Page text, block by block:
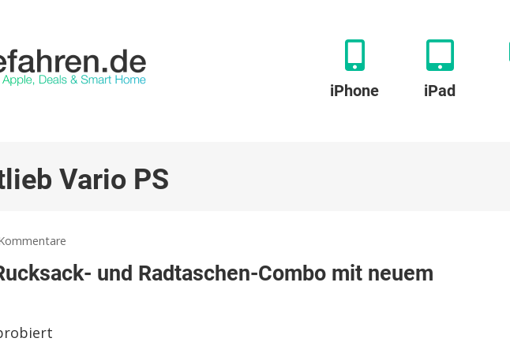
iPhone iPad
Vario PS
Vario und Radtaschen-Combo mit neuem